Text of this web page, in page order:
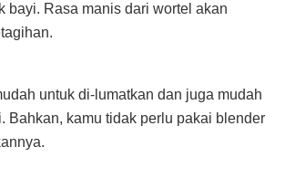
bayi. Rasa manis dari wortel akan
untuk di-lumatkan dan juga mudah
Bahkan, kamu tidak perlu pakai blender